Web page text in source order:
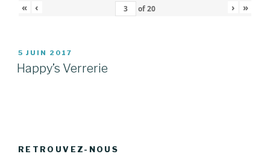
«
‹ of20 › »
PUBLIÉ
LE
5 JUIN 2017
Happy’s Verrerie
RETROUVEZ-NOUS